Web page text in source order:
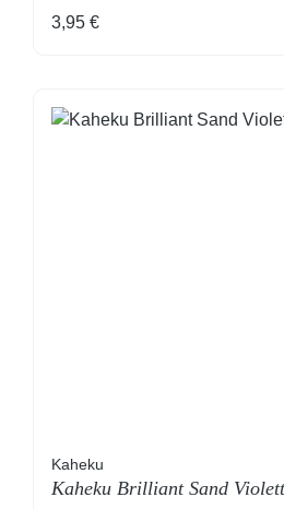
Regulärer Preis:
3,95 €
Kaheku
Kaheku Brilliant Sand